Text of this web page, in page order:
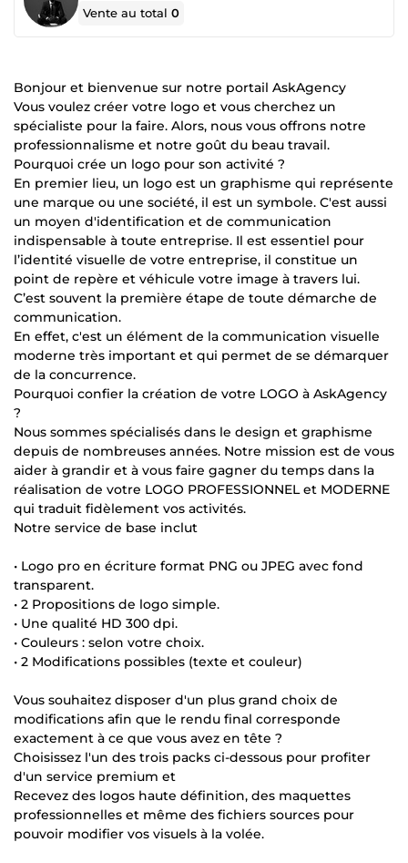
Vente au total0
Bonjour et bienvenue sur notre portail AskAgency
Vous voulez créer votre logo et vous cherchez un
spécialiste pour la faire. Alors, nous vous offrons notre
professionnalisme et notre goût du beau travail.
Pourquoi crée un logo pour son activité ?
En premier lieu, un logo est un graphisme qui représente
une marque ou une société, il est un symbole. C'est aussi
un moyen d'identification et de communication
indispensable à toute entreprise. Il est essentiel pour
l’identité visuelle de votre entreprise, il constitue un
point de repère et véhicule votre image à travers lui.
C’est souvent la première étape de toute démarche de
communication.
En effet, c'est un élément de la communication visuelle
moderne très important et qui permet de se démarquer
de la concurrence.
Pourquoi confier la création de votre LOGO à AskAgency
?
Nous sommes spécialisés dans le design et graphisme
depuis de nombreuses années. Notre mission est de vous
aider à grandir et à vous faire gagner du temps dans la
réalisation de votre LOGO PROFESSIONNEL et MODERNE
qui traduit fidèlement vos activités.
Notre service de base inclut
• Logo pro en écriture format PNG ou JPEG avec fond
transparent.
• 2 Propositions de logo simple.
• Une qualité HD 300 dpi.
• Couleurs : selon votre choix.
• 2 Modifications possibles (texte et couleur)
Vous souhaitez disposer d'un plus grand choix de
modifications afin que le rendu final corresponde
exactement à ce que vous avez en tête ?
Choisissez l'un des trois packs ci-dessous pour profiter
d'un service premium et
Recevez des logos haute définition, des maquettes
professionnelles et même des fichiers sources pour
pouvoir modifier vos visuels à la volée.